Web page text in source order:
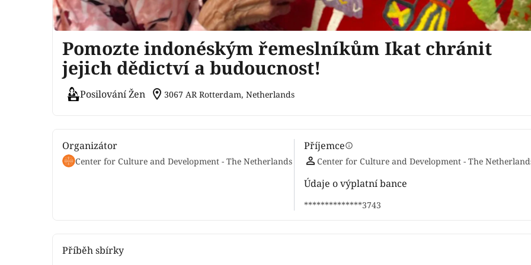
Pomozte indonéským řemeslníkům Ikat chránit
jejich dědictví a budoucnost!
Posilování Žen location_on 3067 AR Rotterdam, Netherlands
Organizátor
Center for Culture and Development - The Netherlands
Příjemceinfo
Center for Culture and Development - The
Údaje o výplatní bance
**************3743
Příběh sbírky